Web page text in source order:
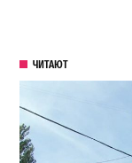
ЧИТАЮТ